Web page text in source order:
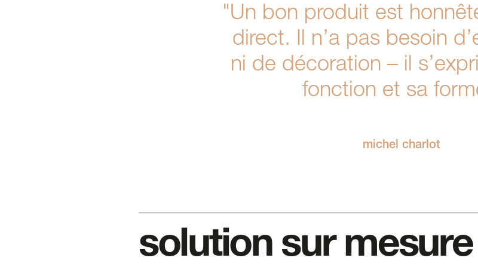
"Un bon produit est
direct. Il n’a pas besoin
ni de décoration – il
fonction et sa
michel charlot
solution sur mesure